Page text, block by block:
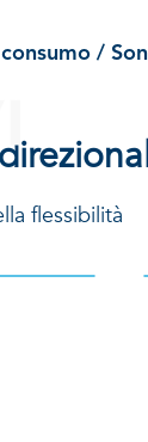
/
flessibilità